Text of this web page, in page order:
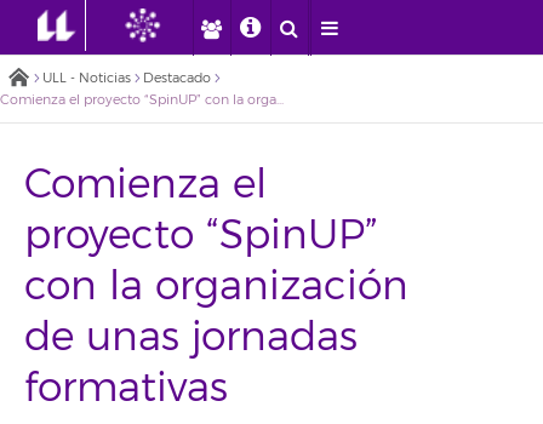
ULL - Noticias
Destacado
Comienza el proyecto “SpinUP” con la organización de unas jornadas formativas
Comienza el
proyecto “SpinUP”
con la organización
de unas jornadas
formativas